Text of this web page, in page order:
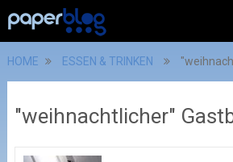
HOME ESSEN & TRINKEN
"weihnachtlicher"